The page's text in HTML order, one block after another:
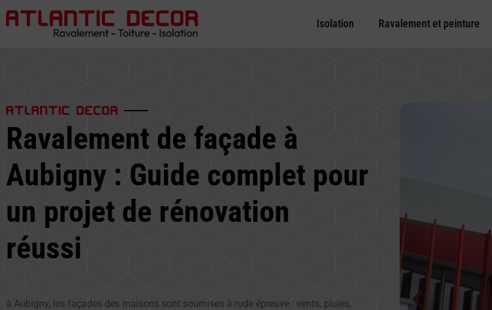
Isolation Ravalement et peinture
ATLANTIC DECOR
Ravalement de façade à
Aubigny : Guide complet pour
un projet de rénovation
réussi
à Aubigny, les façades des maisons sont soumises à rude épreuve : vents, pluies,